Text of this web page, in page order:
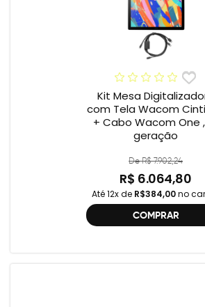
Kit Mesa
com Tela Wacom
+ Cabo Wacom One ,
geração
De R$ 7.902,24
R$ 6.064,80
Até 12x de R$384,00no
COMPRAR